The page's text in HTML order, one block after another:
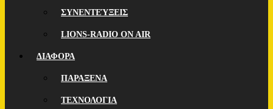
ΣΥΝΕΝΤΕΎΞΕΙΣ
LIONS-RADIO ON AIR
ΔΙΑΦΟΡΑ
ΠΑΡΑΞΕΝΑ
ΤΕΧΝΟΛΟΓΙΑ